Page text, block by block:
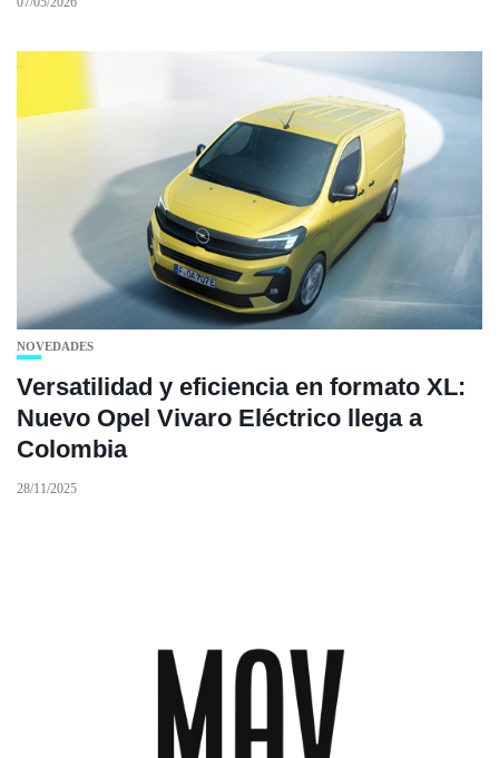
NOVEDADES
Versatilidad y eficiencia en formato XL:
Nuevo Opel Vivaro Eléctrico llega a
Colombia
28/11/2025